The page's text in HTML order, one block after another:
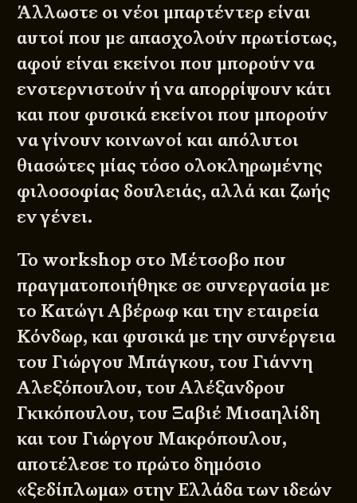
Άλλωστε οι νέοι μπαρτέντερ είναι
αυτοί που με απασχολούν πρωτίστως,
αφού είναι εκείνοι που μπορούν να
ενστερνιστούν ή να απορρίψουν κάτι
και που φυσικά εκείνοι που μπορούν
να γίνουν κοινωνοί και απόλυτοι
θιασώτες μίας τόσο ολοκληρωμένης
φιλοσοφίας δουλειάς, αλλά και ζωής
εν γένει.
Το workshop στο Μέτσοβο που
πραγματοποιήθηκε σε συνεργασία με
το Κατώγι Αβέρωφ και την εταιρεία
Κόνδωρ, και φυσικά με την συνέργεια
του Γιώργου Μπάγκου, του Γιάννη
Αλεξόπουλου, του Αλέξανδρου
Γκικόπουλου, του Ξαβιέ Μισαηλίδη
και του Γιώργου Μακρόπουλου,
αποτέλεσε το πρώτο δημόσιο
«ξεδίπλωμα» στην Ελλάδα των ιδεών